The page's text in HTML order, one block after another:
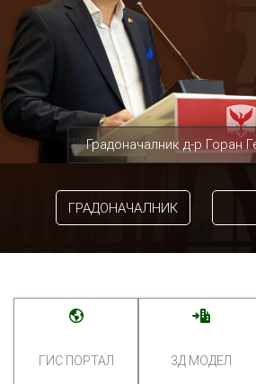
Градоначалник д-р Горан
ГРАДОНАЧАЛНИК
ГИС ПОРТАЛ 3Д МОДЕЛ